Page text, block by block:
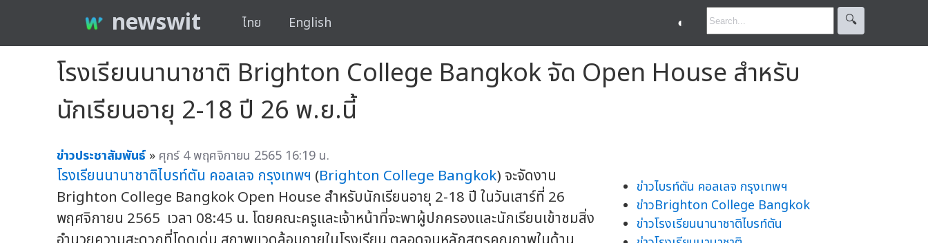
newswit ไทย English ◐ 🔍︎
โรงเรียนนานาชาติ Brighton College Bangkok จัด Open House สำหรับ
นักเรียนอายุ 2-18 ปี 26 พ.ย.นี้
ข่าวประชาสัมพันธ์ » ศุกร์ 4 พฤศจิกายน 2565 16:19 น.
โรงเรียนนานาชาติไบรท์ตัน คอลเลจ กรุงเทพฯ (Brighton College Bangkok) จะจัดงาน
Brighton College Bangkok Open House สำหรับนักเรียนอายุ 2-18 ปี ในวันเสาร์ที่ 26
พฤศจิกายน 2565 เวลา 08:45 น. โดยคณะครูและเจ้าหน้าที่จะพาผู้ปกครองและนักเรียนเข้าชมสิ่ง
ข่าวไบรท์ตัน คอลเลจ กรุงเทพฯ
ข่าวBrighton College Bangkok
ข่าวโรงเรียนนานาชาติไบรท์ตัน